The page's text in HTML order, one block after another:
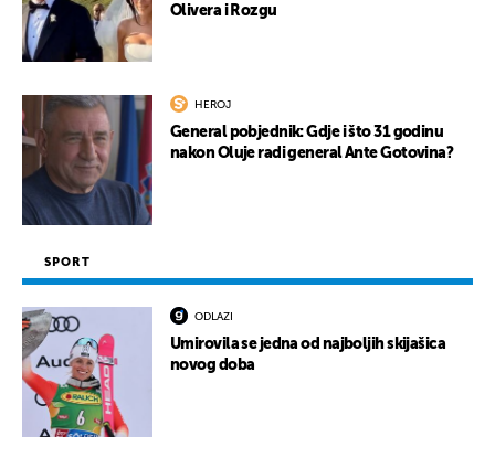
Olivera i Rozgu
HEROJ
General pobjednik: Gdje i što 31 godinu
nakon Oluje radi general Ante Gotovina?
SPORT
ODLAZI
Umirovila se jedna od najboljih skijašica
novog doba